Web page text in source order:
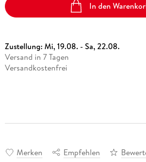
In den
Zustellung:Mi, 19.08. - Sa, 22.08.
Versand in 7 Tagen
Versandkostenfrei
Merken Empfehlen